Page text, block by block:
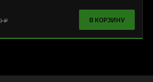
₽ В КОРЗИНУ